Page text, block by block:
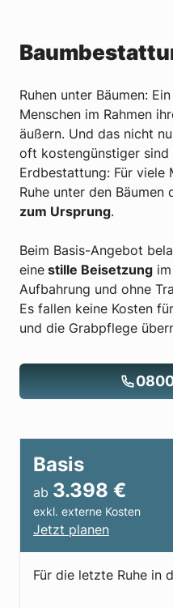
Ruhen unter Bäumen:
Menschen im Rahmen
äußern. Und das nicht
oft kostengünstiger
Erdbestattung: Für viele
Ruhe unter den
zum Ursprung.
Beim Basis-Angebot
eine stille Beisetzung
Aufbahrung und ohne
Es fallen keine Kosten
und die Grabpflege
Basis
ab 3.398 €
exkl. externe Kosten
Jetzt planen
Für die letzte Ruhe in